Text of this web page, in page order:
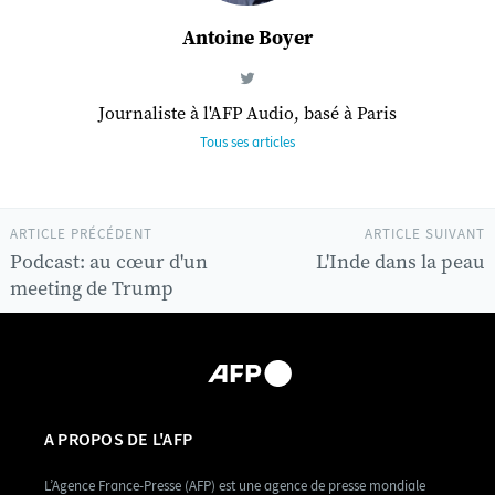
Antoine Boyer
Journaliste à l'AFP Audio, basé à Paris
Tous ses articles
ARTICLE SUIVANT
L'Inde dans la peau
ARTICLE PRÉCÉDENT
Podcast: au cœur d'un
meeting de Trump
A PROPOS DE L'AFP
L’Agence France-Presse (AFP) est une agence de presse mondiale